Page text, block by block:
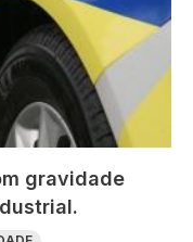
gravidade